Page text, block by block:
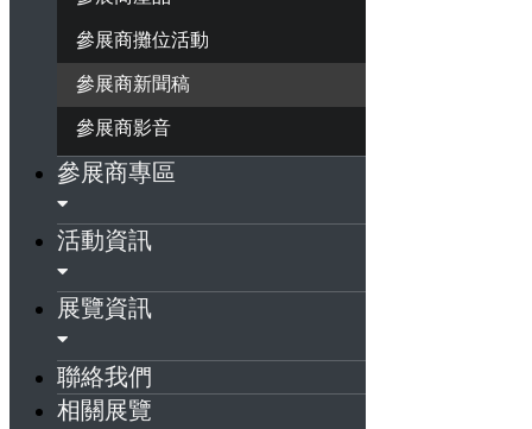
參展商攤位活動
參展商新聞稿
參展商影音
參展商專區
活動資訊
展覽資訊
聯絡我們
相關展覽